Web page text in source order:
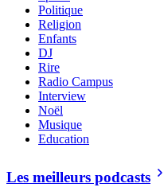
Politique
Religion
Enfants
DJ
Rire
Radio Campus
Interview
Noël
Musique
Education
Les meilleurs podcasts